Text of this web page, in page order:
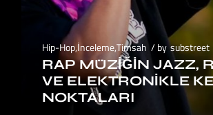
Hip-Hop,İnceleme,Timsah by substreet
RAP MÜZIĞIN JAZZ,
VE ELEKTRONIKLE
NOKTALARI